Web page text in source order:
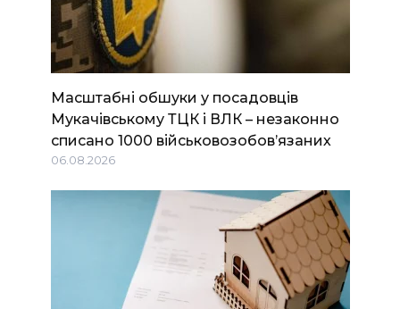
Масштабні обшуки у посадовців
Мукачівському ТЦК і ВЛК – незаконно
списано 1000 військовозобов’язаних
06.08.2026